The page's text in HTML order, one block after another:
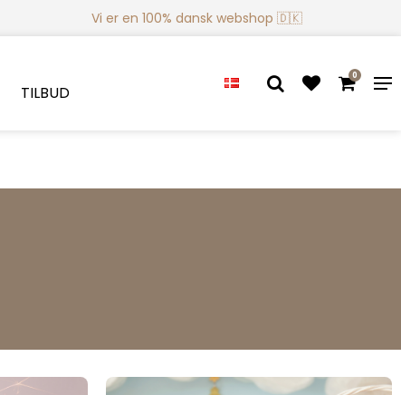
Vi er en 100% dansk webshop 🇩🇰
TILBUD
0